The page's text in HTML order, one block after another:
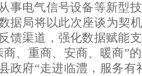
事电气信号设备等新型
据局将以此次座谈为契
馈渠道，强化数据赋能
商、重商、安商、暖商”
政府“走进临澧，服务